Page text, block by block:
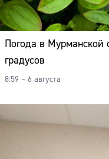
Погода в Мурманской
градусов
8:59 – 6 августа